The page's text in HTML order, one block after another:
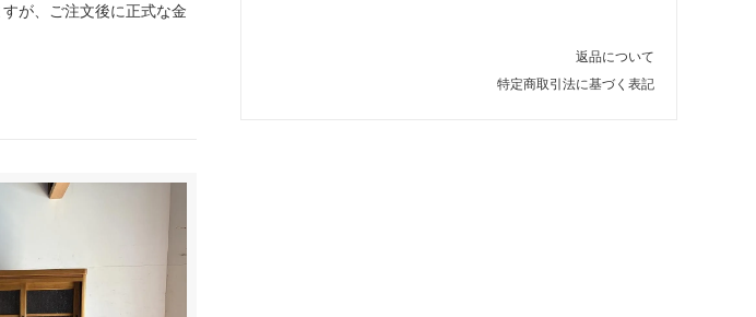
返品について
特定商取引法に基づく表記
が、ご注文後に正式な金